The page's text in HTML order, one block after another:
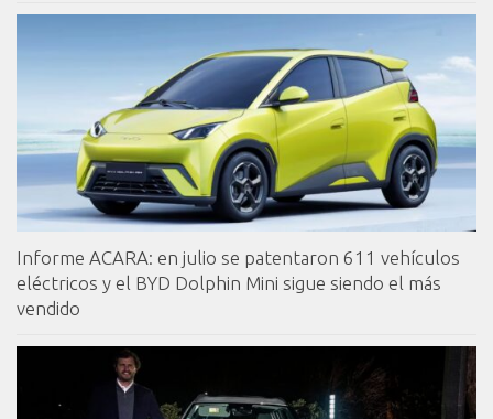
Informe ACARA: en julio se patentaron 611 vehículos
eléctricos y el BYD Dolphin Mini sigue siendo el más
vendido